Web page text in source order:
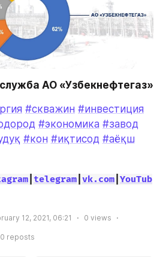
АО «Узбекнефтегаз»
#скважин #инвестиция
#экономика #завод
#кон #иқтисод #аёқш
telegram vk.com YouTub
12, 2021, 06:21 0 views
0 reposts